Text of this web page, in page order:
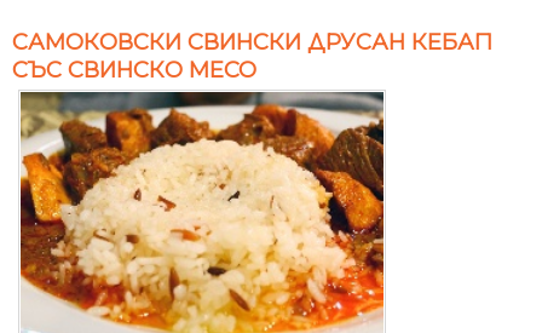
САМОКОВСКИ СВИНСКИ ДРУСАН КЕБАП
СЪС СВИНСКО МЕСО